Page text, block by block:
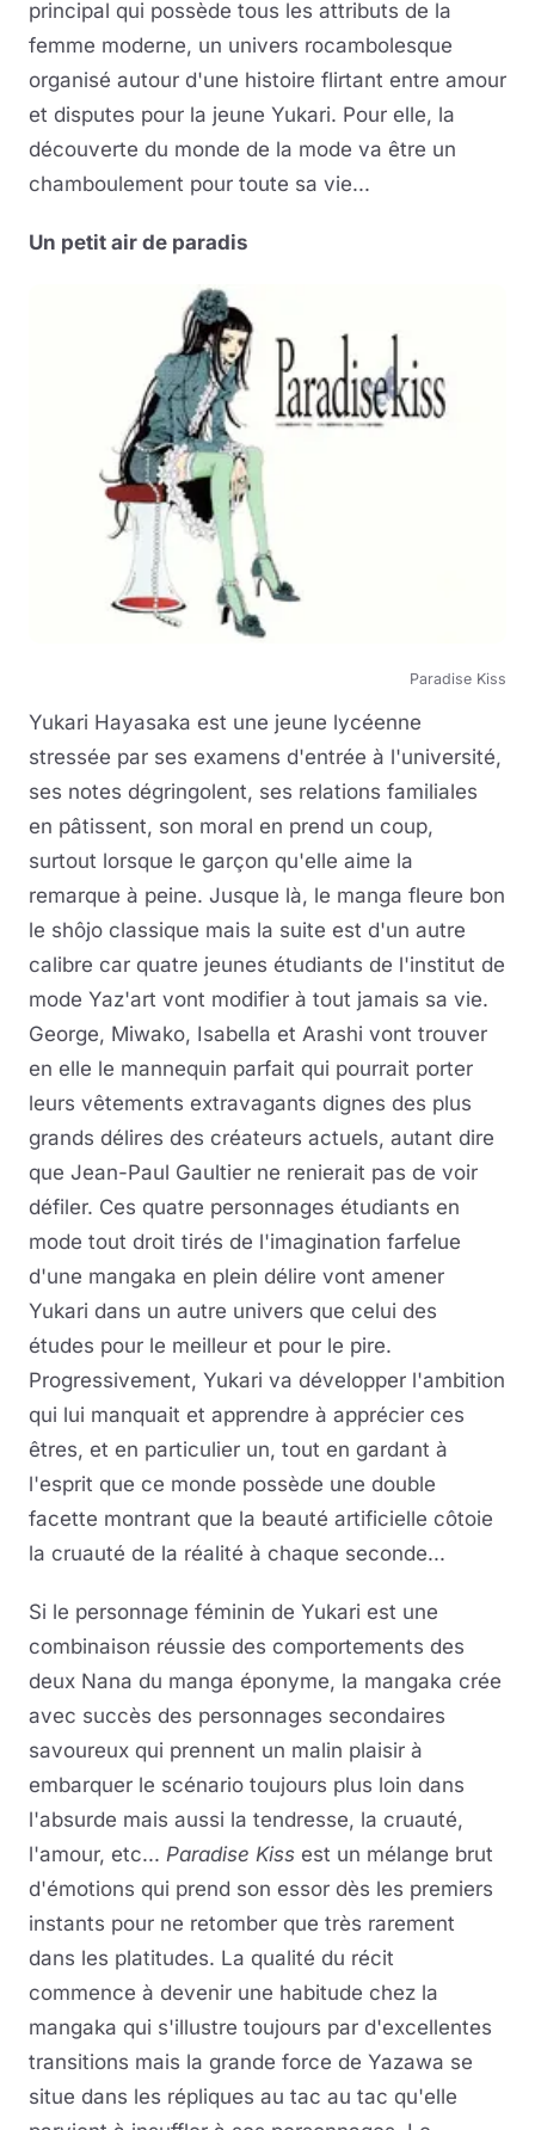
principal qui possède tous les attributs de la
femme moderne, un univers rocambolesque
organisé autour d'une histoire flirtant entre amour
et disputes pour la jeune Yukari. Pour elle, la
découverte du monde de la mode va être un
chamboulement pour toute sa vie...
Un petit air de paradis
Paradise Kiss
Yukari Hayasaka est une jeune lycéenne
stressée par ses examens d'entrée à l'université,
ses notes dégringolent, ses relations familiales
en pâtissent, son moral en prend un coup,
surtout lorsque le garçon qu'elle aime la
remarque à peine. Jusque là, le manga fleure bon
le shôjo classique mais la suite est d'un autre
calibre car quatre jeunes étudiants de l'institut de
mode Yaz'art vont modifier à tout jamais sa vie.
George, Miwako, Isabella et Arashi vont trouver
en elle le mannequin parfait qui pourrait porter
leurs vêtements extravagants dignes des plus
grands délires des créateurs actuels, autant dire
que Jean-Paul Gaultier ne renierait pas de voir
défiler. Ces quatre personnages étudiants en
mode tout droit tirés de l'imagination farfelue
d'une mangaka en plein délire vont amener
Yukari dans un autre univers que celui des
études pour le meilleur et pour le pire.
Progressivement, Yukari va développer l'ambition
qui lui manquait et apprendre à apprécier ces
êtres, et en particulier un, tout en gardant à
l'esprit que ce monde possède une double
facette montrant que la beauté artificielle côtoie
la cruauté de la réalité à chaque seconde...
Si le personnage féminin de Yukari est une
combinaison réussie des comportements des
deux Nana du manga éponyme, la mangaka crée
avec succès des personnages secondaires
savoureux qui prennent un malin plaisir à
embarquer le scénario toujours plus loin dans
l'absurde mais aussi la tendresse, la cruauté,
l'amour, etc... Paradise Kiss est un mélange brut
d'émotions qui prend son essor dès les premiers
instants pour ne retomber que très rarement
dans les platitudes. La qualité du récit
commence à devenir une habitude chez la
mangaka qui s'illustre toujours par d'excellentes
transitions mais la grande force de Yazawa se
situe dans les répliques au tac au tac qu'elle